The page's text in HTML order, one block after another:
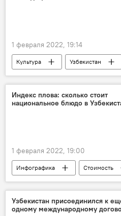
1 февраля 2022, 19:14
Культура Узбекистан
Индекс плова: сколько стоит
национальное блюдо в
1 февраля 2022, 19:00
Инфографика Стоимость
Узбекистан присоединился к
одному международному